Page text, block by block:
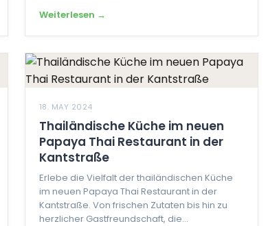
Weiterlesen →
18. MAY 2024
Thailändische Küche im neuen
Papaya Thai Restaurant in der
Kantstraße
Erlebe die Vielfalt der thailändischen Küche
im neuen Papaya Thai Restaurant in der
Kantstraße. Von frischen Zutaten bis hin zu
herzlicher Gastfreundschaft, die...